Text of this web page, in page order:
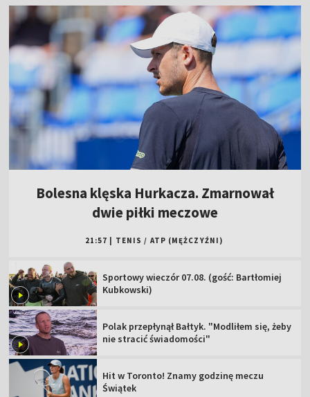
Bolesna klęska Hurkacza. Zmarnował
dwie piłki meczowe
21:57 TENIS / ATP (MĘŻCZYŹNI)
Sportowy wieczór 07.08. (gość: Bartłomiej
Kubkowski)
Polak przepłynął Bałtyk. "Modliłem się, żeby
nie stracić świadomości"
Hit w Toronto! Znamy godzinę meczu
Świątek